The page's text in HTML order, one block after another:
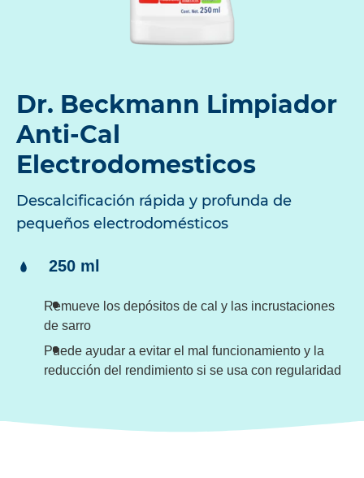
Dr. Beckmann Limpiador
Anti-Cal
Electrodomesticos
Descalcificación rápida y profunda de
pequeños electrodomésticos
Contenido:
250 ml
Remueve los depósitos de cal y las incrustaciones
de sarro
Puede ayudar a evitar el mal funcionamiento y la
reducción del rendimiento si se usa con regularidad